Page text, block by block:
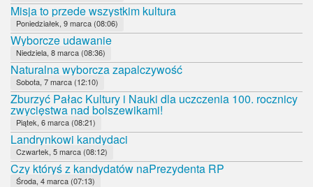
Misja to przede wszystkim kultura
Poniedziałek, 9 marca (08:06)
Wyborcze udawanie
Niedziela, 8 marca (08:36)
Naturalna wyborcza zapalczywość
Sobota, 7 marca (12:10)
Zburzyć Pałac Kultury i Nauki dla uczczenia 100. rocznicy
zwycięstwa nad bolszewikami!
Piątek, 6 marca (08:21)
Landrynkowi kandydaci
Czwartek, 5 marca (08:12)
Czy któryś z kandydatów naPrezydenta RP
Środa, 4 marca (07:13)